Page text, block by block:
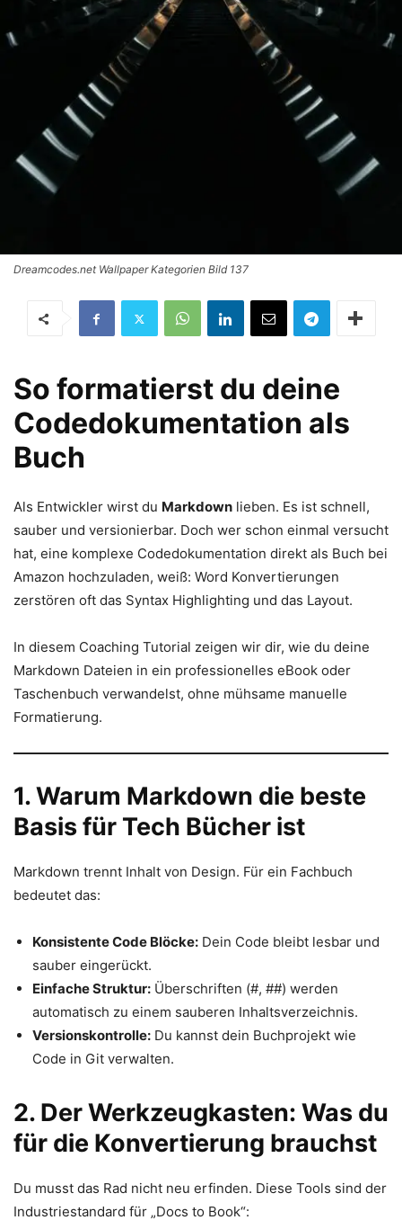
Dreamcodes.net Wallpaper Kategorien Bild 137
So formatierst du deine
Codedokumentation als
Buch
Als Entwickler wirst du Markdown lieben. Es ist schnell,
sauber und versionierbar. Doch wer schon einmal versucht
hat, eine komplexe Codedokumentation direkt als Buch bei
Amazon hochzuladen, weiß: Word Konvertierungen
zerstören oft das Syntax Highlighting und das Layout.
In diesem Coaching Tutorial zeigen wir dir, wie du deine
Markdown Dateien in ein professionelles eBook oder
Taschenbuch verwandelst, ohne mühsame manuelle
Formatierung.
1. Warum Markdown die beste
Basis für Tech Bücher ist
Markdown trennt Inhalt von Design. Für ein Fachbuch
bedeutet das:
Konsistente Code Blöcke: Dein Code bleibt lesbar und
sauber eingerückt.
Einfache Struktur: Überschriften (#, ##) werden
automatisch zu einem sauberen Inhaltsverzeichnis.
Versionskontrolle: Du kannst dein Buchprojekt wie
Code in Git verwalten.
2. Der Werkzeugkasten: Was du
für die Konvertierung brauchst
Du musst das Rad nicht neu erfinden. Diese Tools sind der
Industriestandard für „Docs to Book“: